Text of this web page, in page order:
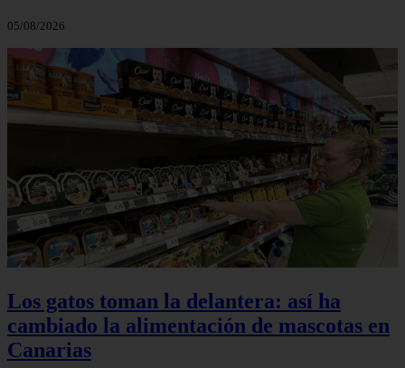
05/08/2026
Los gatos toman la delantera: así ha
cambiado la alimentación de mascotas en
Canarias